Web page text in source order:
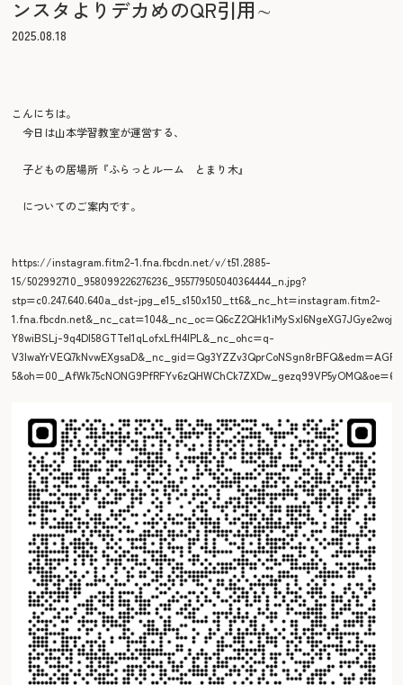
ンスタよりデカめのQR引用∼
2025.08.18
こんにちは。
今日は山本学習教室が運営する、
子どもの居場所『ふらっとルーム とまり木』
についてのご案内です。
https://instagram.fitm2-1.fna.fbcdn.net/v/t51.2885-
15/502992710_958099226276236_955779505040364444_n.jpg?
stp=c0.247.640.640a_dst-jpg_e15_s150x150_tt6&_nc_ht=instagram.fitm2-
Y8wiBSLj-9q4DI58GTTeI1qLofxLfH4lPL&_nc_ohc=q-